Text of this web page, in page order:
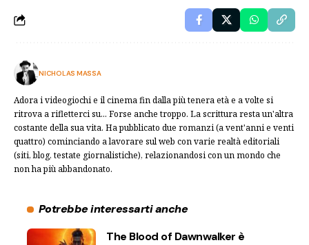
NICHOLAS MASSA
Adora i videogiochi e il cinema fin dalla più tenera età e a volte si
ritrova a rifletterci su... Forse anche troppo. La scrittura resta un'altra
costante della sua vita. Ha pubblicato due romanzi (a vent'anni e venti
quattro) cominciando a lavorare sul web con varie realtà editoriali
(siti, blog, testate giornalistiche), relazionandosi con un mondo che
non ha più abbandonato.
Potrebbe interessarti anche
The Blood of Dawnwalker è